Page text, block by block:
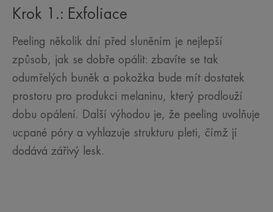
Krok 1.: Exfoliace
Peeling několik dní před sluněním je nejlepší
způsob, jak se dobře opálit: zbavíte se tak
odumřelých buněk a pokožka bude mít dostatek
prostoru pro produkci melaninu, který prodlouží
dobu opálení. Další výhodou je, že peeling uvolňuje
ucpané póry a vyhlazuje strukturu pleti, čímž jí
dodává zářivý lesk.